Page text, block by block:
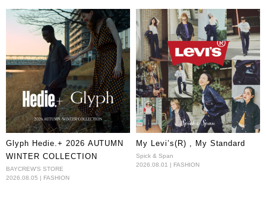
Glyph Hedie.+ 2026 AUTUMN
WINTER COLLECTION
BAYCREW'S STORE
2026.08.05 | FASHION
My Levi’s(R) , My Standard
Spick & Span
2026.08.01 | FASHION